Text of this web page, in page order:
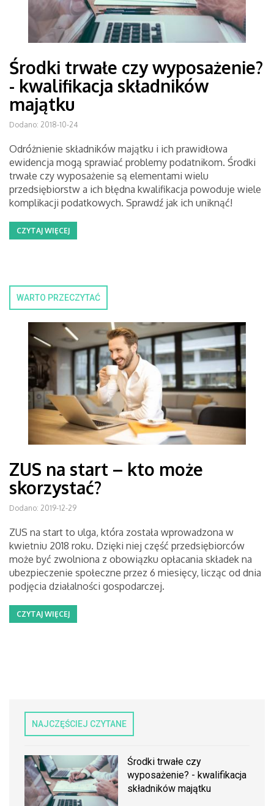
Środki trwałe czy wyposażenie?
- kwalifikacja składników
majątku
Dodano: 2018-10-24
Odróżnienie składników majątku i ich prawidłowa
ewidencja mogą sprawiać problemy podatnikom. Środki
trwałe czy wyposażenie są elementami wielu
przedsiębiorstw a ich błędna kwalifikacja powoduje wiele
komplikacji podatkowych. Sprawdź jak ich uniknąć!
CZYTAJ WIĘCEJ
WARTO PRZECZYTAĆ
ZUS na start – kto może
skorzystać?
Dodano: 2019-12-29
ZUS na start to ulga, która została wprowadzona w
kwietniu 2018 roku. Dzięki niej część przedsiębiorców
może być zwolniona z obowiązku opłacania składek na
ubezpieczenie społeczne przez 6 miesięcy, licząc od dnia
podjęcia działalności gospodarczej.
CZYTAJ WIĘCEJ
NAJCZĘŚCIEJ CZYTANE
Środki trwałe czy
wyposażenie? - kwalifikacja
składników majątku